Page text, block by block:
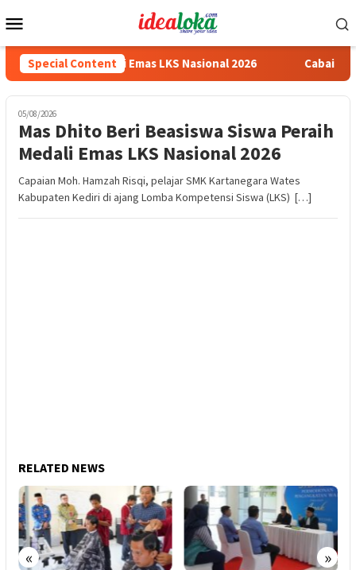
to
Menu
Special Content
Medali Emas LKS Nasional 2026 Cabai Jadi Fokus
05/08/2026
Mas Dhito Beri Beasiswa Siswa Peraih
Medali Emas LKS Nasional 2026
Capaian Moh. Hamzah Risqi, pelajar SMK Kartanegara Wates
Kabupaten Kediri di ajang Lomba Kompetensi Siswa (LKS) […]
RELATED NEWS
« »